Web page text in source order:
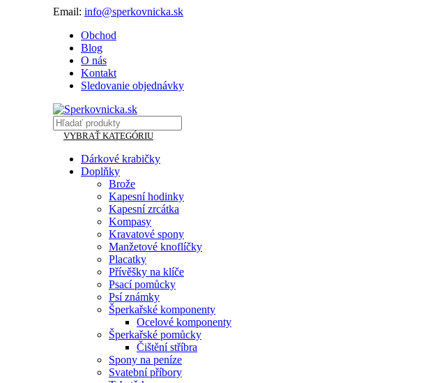
Email: info@sperkovnicka.sk
Obchod
Blog
O nás
Kontakt
Sledovanie objednávky
VYBRAŤ KATEGÓRIU
Dárkové krabičky
Doplňky
Brože
Kapesní hodinky
Kapesní zrcátka
Kompasy
Kravatové spony
Manžetové knoflíčky
Placatky
Přívěšky na klíče
Psací pomůcky
Psí známky
Šperkařské komponenty
Ocelové komponenty
Šperkařské pomůcky
Čištění stříbra
Spony na peníze
Svatební příbory